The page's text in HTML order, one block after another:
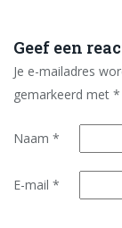
Geef een
Je e-mailadres
gemarkeerd met *
Naam *
E-mail *